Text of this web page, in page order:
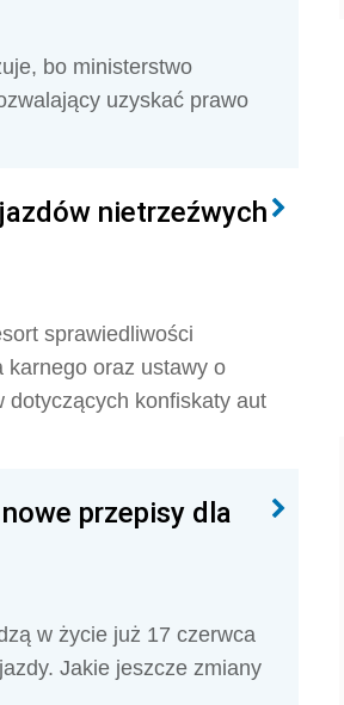
bo ministerstwo
uzyskać prawo
nietrzeźwych
sprawiedliwości
karnego oraz ustawy o
dotyczących konfiskaty aut
przepisy dla
w życie już 17 czerwca
Jakie jeszcze zmiany